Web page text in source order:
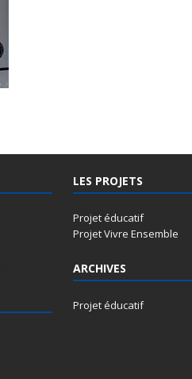
LES PROJETS
Projet éducatif
Projet Vivre Ensemble
ARCHIVES
Projet éducatif